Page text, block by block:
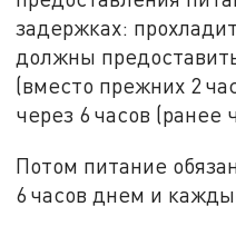
задержках:
должны
(вместо прежних 2
через 6 часов (ранее
Потом питание
6 часов днем и